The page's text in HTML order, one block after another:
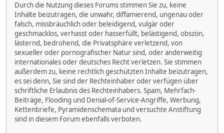
Durch die Nutzung dieses Forums stimmen Sie zu, keine
Inhalte beizutragen, die unwahr, diffamierend, ungenau oder
falsch, missbräuchlich oder beleidigend, vulgär oder
geschmacklos, verhasst oder hasserfüllt, belästigend, obszön,
lästernd, bedrohend, die Privatsphäre verletzend, von
sexueller oder pornografischer Natur sind, oder anderweitig
internationales oder deutsches Recht verletzen. Sie stimmen
außerdem zu, keine rechtlich geschützten Inhalte beizutragen,
es sei denn, Sie sind der Rechteinhaber oder verfügen über
schriftliche Erlaubnis des Rechteinhabers. Spam, Mehrfach-
Beiträge, Flooding und Denial-of-Service-Angriffe, Werbung,
Kettenbriefe, Pyramidenschemata und versuchte Anstiftung
sind in diesem Forum ebenfalls verboten.